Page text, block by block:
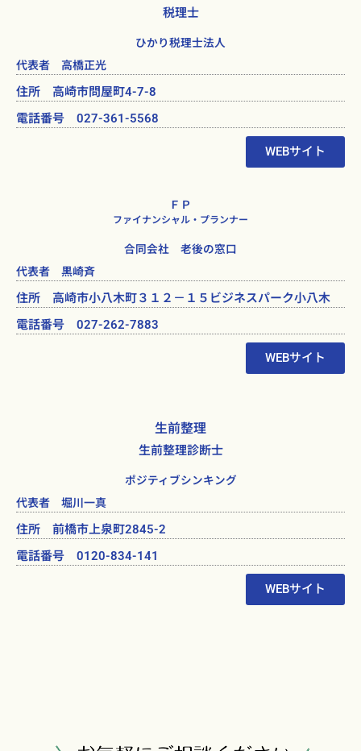
税理士
ひかり税理士法人
代表者 高橋正光
住所 高崎市問屋町4-7-8
電話番号 027-361-5568
WEBサイト
ＦＰ
ファイナンシャル・プランナー
合同会社 老後の窓口
代表者 黒崎斉
住所 高崎市小八木町３１２－１５ビジネスパーク小八木
電話番号 027-262-7883
WEBサイト
生前整理
生前整理診断士
ポジティブシンキング
代表者 堀川一真
住所 前橋市上泉町2845-2
電話番号 0120-834-141
WEBサイト